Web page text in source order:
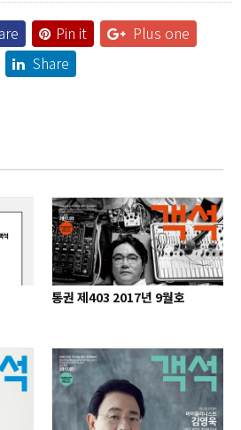
Pin it
Plus one
Share
통권 제403 2017년 9월호